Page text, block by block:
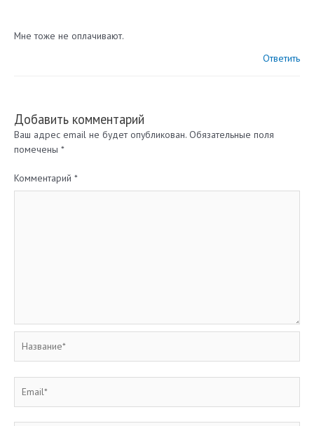
Мне тоже не оплачивают.
Ответить
Добавить комментарий
Ваш адрес email не будет опубликован. Обязательные поля
помечены *
Комментарий *